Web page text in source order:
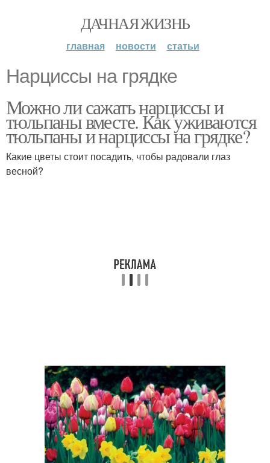
ДАЧНАЯ ЖИЗНЬ
главная новости статьи
Нарциссы на грядке
Можно ли сажать нарциссы и
тюльпаны вместе. Как уживаются
тюльпаны и нарциссы на грядке?
Какие цветы стоит посадить, чтобы радовали глаз
весной?